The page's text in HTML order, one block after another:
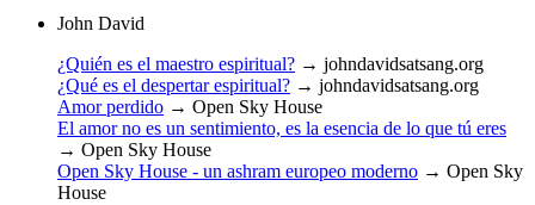
John David
¿Quién es el maestro espiritual? → johndavidsatsang.org
¿Qué es el despertar espiritual? → johndavidsatsang.org
Amor perdido → Open Sky House
El amor no es un sentimiento, es la esencia de lo que tú eres
→ Open Sky House
Open Sky House - un ashram europeo moderno → Open Sky
House